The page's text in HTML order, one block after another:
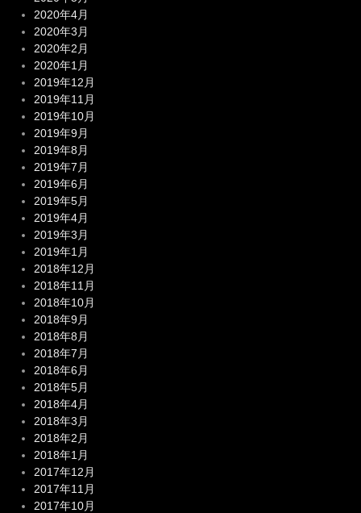
2020年4月
2020年3月
2020年2月
2020年1月
2019年12月
2019年11月
2019年10月
2019年9月
2019年8月
2019年7月
2019年6月
2019年5月
2019年4月
2019年3月
2019年1月
2018年12月
2018年11月
2018年10月
2018年9月
2018年8月
2018年7月
2018年6月
2018年5月
2018年4月
2018年3月
2018年2月
2018年1月
2017年12月
2017年11月
2017年10月